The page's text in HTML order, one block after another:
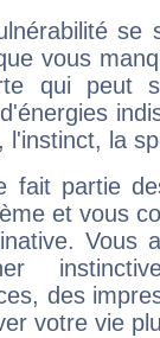
se
vous
qui peut
l'instinct, la
fait partie
et vous
Vous
des
votre vie